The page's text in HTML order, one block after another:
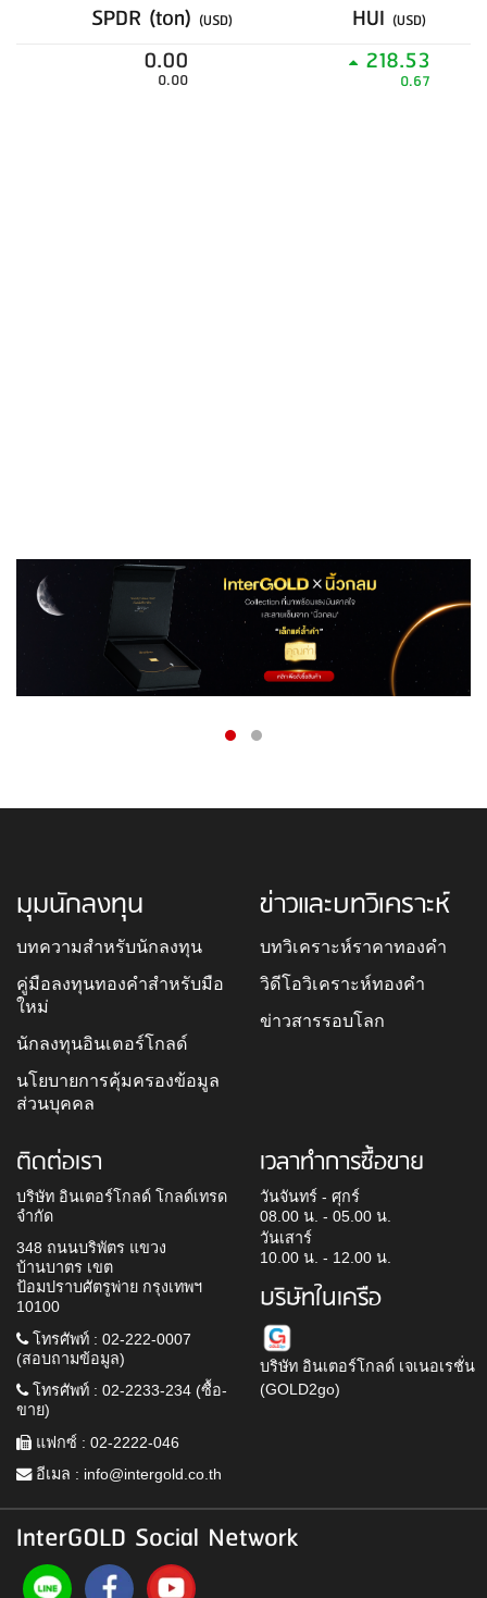
SPDR (ton) (USD) HUI (USD)
0.00
0.00
218.53
0.67
มุมนักลงทุน
บทความสำหรับนักลงทุน
คู่มือลงทุนทองคำสำหรับมือ
ใหม่
นักลงทุนอินเตอร์โกลด์
นโยบายการคุ้มครองข้อมูล
ส่วนบุคคล
ข่าวและบทวิเคราะห์
บทวิเคราะห์ราคาทองคำ
วิดีโอวิเคราะห์ทองคำ
ข่าวสารรอบโลก
ติดต่อเรา
บริษัท อินเตอร์โกลด์ โกลด์เทรด
จำกัด
348 ถนนบริพัตร แขวง
บ้านบาตร เขต
ป้อมปราบศัตรูพ่าย กรุงเทพฯ
10100
โทรศัพท์ : 02-222-0007
(สอบถามข้อมูล)
โทรศัพท์ : 02-2233-234 (ซื้อ-
ขาย)
แฟกซ์ : 02-2222-046
อีเมล : info@intergold.co.th
เวลาทำการซื้อขาย
วันจันทร์ - ศุกร์
08.00 น. - 05.00 น.
วันเสาร์
10.00 น. - 12.00 น.
บริษัทในเครือ
บริษัท อินเตอร์โกลด์ เจเนอเรชั่น
(GOLD2go)
InterGOLD Social Network